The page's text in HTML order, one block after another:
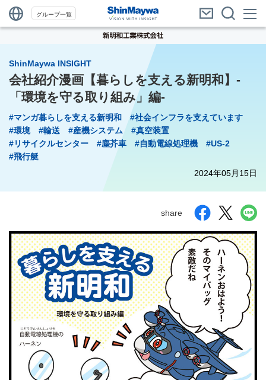
グループ一覧
ShinMaywa INSIGHT
会社紹介漫画【暮らしを支える新明和】-
「環境を守る取り組み」編-
#マンガ暮らしを支える新明和
#社会インフラを支えています
#環境
#輸送 #産機システム
#真空装置
#リサイクルセンター
#塵芥車 #自動電線処理機
#US-2
#飛行艇
2024年05月15日
share